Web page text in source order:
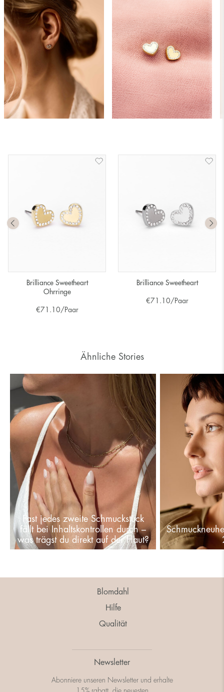
Brilliance Sweetheart
Ohrringe
€71.10 /Paar
Brilliance Sweetheart
€71.10 /Paar
Ähnliche Stories
Fast jedes zweite Schmuckstück
fällt bei Inhaltskontrollen durch –
was trägst du direkt auf der Haut?
Blomdahl
Hilfe
Qualität
Newsletter
Abonniere unseren Newsletter und erhalte